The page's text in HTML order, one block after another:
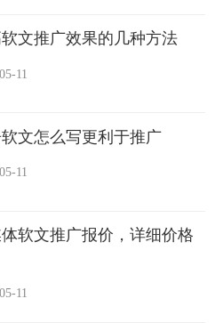
文推广效果的几种方法
11
文怎么写更利于推广
11
软文推广报价，详细价格
11